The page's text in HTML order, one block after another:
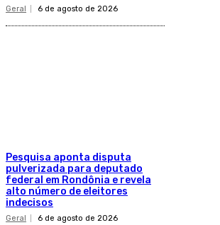
Geral 6 de agosto de 2026
Pesquisa aponta disputa
pulverizada para deputado
federal em Rondônia e revela
alto número de eleitores
indecisos
Geral 6 de agosto de 2026